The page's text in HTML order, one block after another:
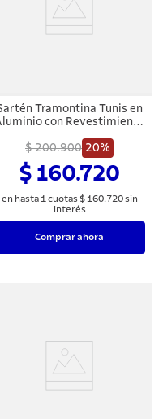
Tramontina Tunis en
con Revestimiento
Siliconado Azul
Mediterráneo 20 cm 0,9 L
$ 200.900 20%
$ 160.720
en hasta 1 cuotas $ 160.720sin
interés
Comprar ahora